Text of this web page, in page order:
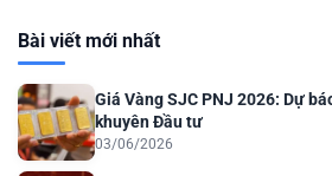
Bài viết mới nhất
Giá Vàng SJC PNJ 2026: Dự
khuyên Đầu tư
03/06/2026